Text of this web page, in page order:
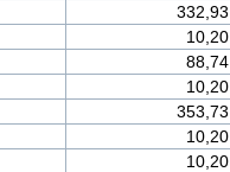
332,93
10,20
88,74
10,20
353,73
10,20
10,20